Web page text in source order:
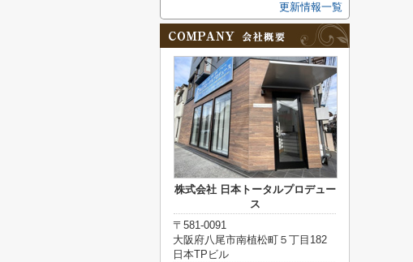
更新情報一覧
株式会社 日本トータルプロデュー
ス
〒581-0091
大阪府八尾市南植松町５丁目182
日本TPビル